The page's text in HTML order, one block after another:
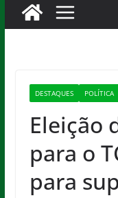
DESTAQUES POLÍTICA
Eleição
para o
para